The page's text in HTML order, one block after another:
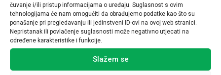
čuvanje i/ili pristup informacijama o uređaju. Suglasnost s ovim
tehnologijama će nam omogućiti da obrađujemo podatke kao što su
ponašanje pri pregledavanju ili jedinstveni ID-ovi na ovoj web stranici.
Nepristanak ili povlačenje suglasnosti može negativno utjecati na
određene karakteristike i funkcije.
Slažem se
Nazivna struja (A)
9
Broj kontakata sklopnika